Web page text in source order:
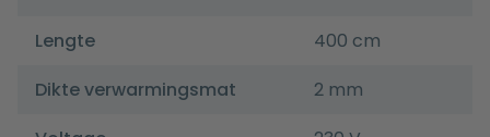
Lengte
400 cm
Dikte verwarmingsmat
2 mm